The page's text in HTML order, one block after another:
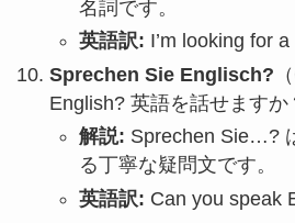
名詞です。
英語訳: I’m looking for
Sprechen Sie Englisch?
English?英語を話せますか
解説: Sprechen Sie…?
る丁寧な疑問文です。
英語訳: Can you speak